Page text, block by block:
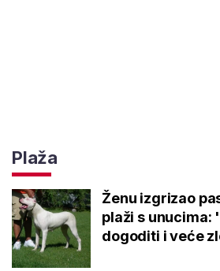
Plaža
Ženu izgrizao
plaži s unucima:
dogoditi i veće